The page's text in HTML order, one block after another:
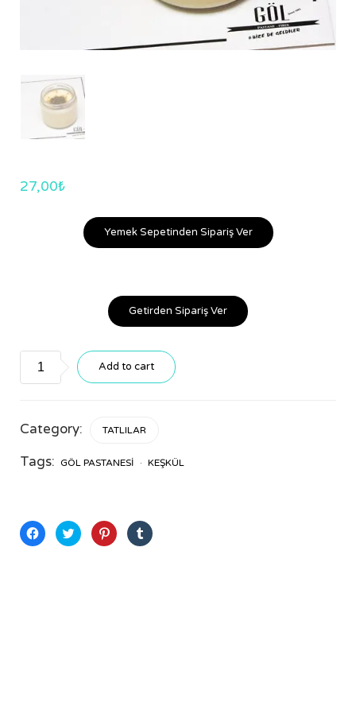
27,00₺
Yemek Sepetinden Sipariş Ver
Getirden Sipariş Ver
Keşkül
quantity
Add to cart
Category: TATLILAR
Tags: GÖL PASTANESI KEŞKÜL
Facebook'ta
paylaşmak
Twitter
üzerinde
Pinterest'te
paylaşmak
Tumblr'da
paylaşmak